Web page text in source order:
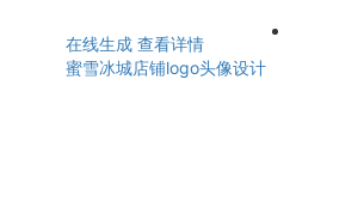
在线生成 查看详情
蜜雪冰城店铺logo头像设计